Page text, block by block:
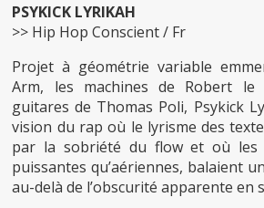
PSYKICK LYRIKAH
>> Hip Hop Conscient / Fr
Projet à géométrie variable
Arm, les machines de Robert le
guitares de Thomas Poli, Psykick
vision du rap où le lyrisme des
par la sobriété du flow et où les
puissantes qu’aériennes, balaient
au-delà de l’obscurité apparente en